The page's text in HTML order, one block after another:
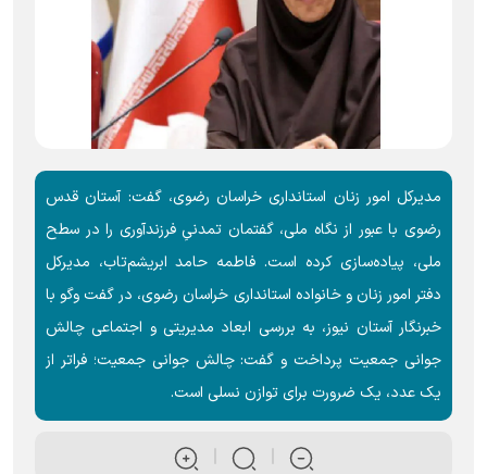
مدیرکل امور زنان استانداری خراسان رضوی، گفت: آستان قدس
رضوی با عبور از نگاه ملی، گفتمان تمدنیِ فرزندآوری را در سطح
ملی، پیاده‌سازی کرده است. فاطمه حامد ابریشم‌تاب، مدیرکل
دفتر امور زنان و خانواده استانداری خراسان رضوی، در گفت وگو با
خبرنگار آستان نیوز، به بررسی ابعاد مدیریتی و اجتماعی چالش
جوانی جمعیت پرداخت و گفت: چالش جوانی جمعیت؛ فراتر از
یک عدد، یک ضرورت برای توازن نسلی است.